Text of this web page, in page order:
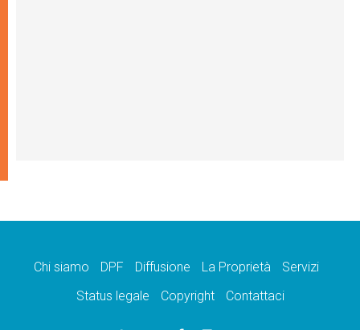
Chi siamo DPF Diffusione La Proprietà
Servizi
Status legale
Copyright Contattaci